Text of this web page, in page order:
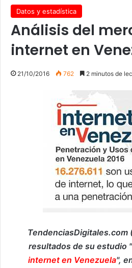
Datos y estadística
Análisis del
internet en
21/10/2016 762 2 minutos de
TendenciasDigitales.com
resultados de su estudio "
internet en Venezuela",